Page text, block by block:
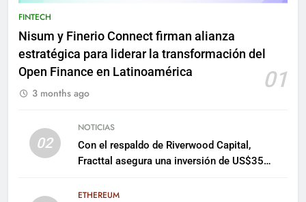
FINTECH
Nisum y Finerio Connect firman alianza
estratégica para liderar la transformación del
Open Finance en Latinoamérica
01
3 months ago
02
NOTICIAS
Con el respaldo de Riverwood Capital,
Fracttal asegura una inversión de US$35
ETHEREUM